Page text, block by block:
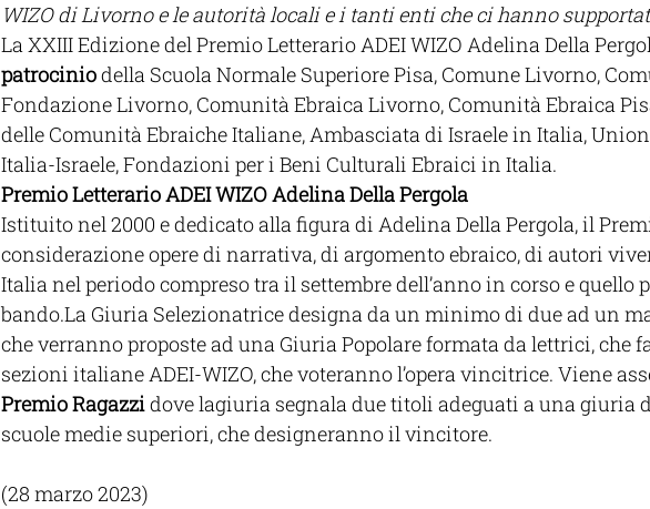
WIZO di Livorno e le autorità locali e i tanti enti che ci hanno
La XXIII Edizione del Premio Letterario ADEI WIZO Adelina Della
patrocinio della Scuola Normale Superiore Pisa, Comune Livorno,
Fondazione Livorno, Comunità Ebraica Livorno, Comunità Ebraica
delle Comunità Ebraiche Italiane, Ambasciata di Israele in Italia,
Italia-Israele, Fondazioni per i Beni Culturali Ebraici in Italia.
Premio Letterario ADEI WIZO Adelina Della Pergola
Istituito nel 2000 e dedicato alla figura di Adelina Della Pergola, il
considerazione opere di narrativa, di argomento ebraico, di autori
Italia nel periodo compreso tra il settembre dell’anno in corso e quello
bando.La Giuria Selezionatrice designa da un minimo di due ad un
che verranno proposte ad una Giuria Popolare formata da lettrici, che
sezioni italiane ADEI-WIZO, che voteranno l’opera vincitrice. Viene
Premio Ragazzi dove lagiuria segnala due titoli adeguati a una giuria
scuole medie superiori, che designeranno il vincitore.
(28 marzo 2023)